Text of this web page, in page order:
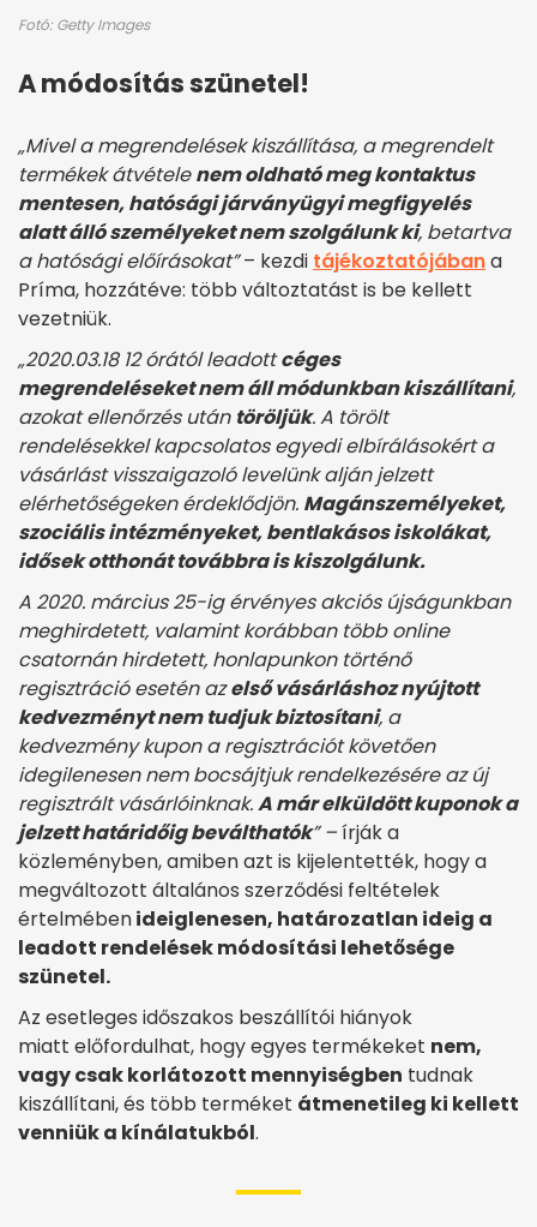
Fotó: Getty Images
A módosítás szünetel!
„Mivel a megrendelések kiszállítása, a megrendelt
termékek átvételenem oldható meg kontaktus
mentesen, hatósági járványügyi megfigyelés
alatt álló személyeket nem szolgálunk ki, betartva
a hatósági előírásokat”– kezdi tájékoztatójábana
Príma, hozzátéve: több változtatást is be kellett
vezetniük.
„2020.03.18 12 órától leadottcéges
megrendeléseket nem áll módunkban kiszállítani,
azokat ellenőrzés után töröljük. A törölt
rendelésekkel kapcsolatos egyedi elbírálásokért a
vásárlást visszaigazoló levelünk alján jelzett
elérhetőségeken érdeklődjön. Magánszemélyeket,
szociális intézményeket, bentlakásos iskolákat,
idősek otthonát továbbra is kiszolgálunk.
A 2020. március 25-ig érvényes akciós újságunkban
meghirdetett, valamint korábban több online
csatornán hirdetett, honlapunkon történő
regisztráció esetén azelső vásárláshoz nyújtott
kedvezményt nem tudjuk biztosítani, a
kedvezmény kupon a regisztrációt követően
idegilenesen nem bocsájtjuk rendelkezésére az új
regisztrált vásárlóinknak.A már elküldött kuponok a
jelzett határidőig beválthatók” –írják a
közleményben, amiben azt is kijelentették, hogy a
megváltozott általános szerződési feltételek
értelmébenideiglenesen, határozatlan ideig a
leadott rendelések módosítási lehetősége
szünetel.
Az esetleges időszakos beszállítói hiányok
miatt előfordulhat, hogy egyes termékeket nem,
vagy csak korlátozott mennyiségben tudnak
kiszállítani, és több terméket átmenetileg ki kellett
venniük a kínálatukból.